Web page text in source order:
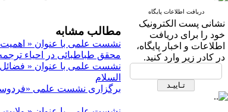
دریافت اطلاعات پایگاه
نشانی پست الکترونیک
خود را برای دریافت
اطلاعات و اخبار پایگاه،
در کادر زیر وارد کنید.
مطالب مشابه
نشست علمی با عنوان «
محقق طباطبائی در احیاء
نشست علمی با عنوان « فضائل
السلام
برگزاری نشست علمی